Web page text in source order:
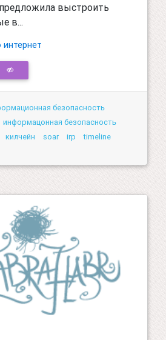
выстроить
в...
интернет
безопасность
информацонная безопасность
килчейн soar irp
timeline